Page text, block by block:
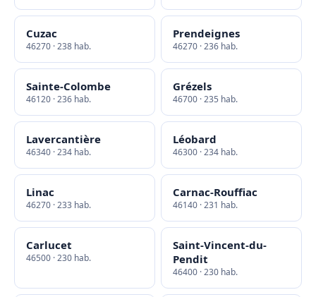
Cuzac
46270 · 238 hab.
Prendeignes
46270 · 236 hab.
Sainte-Colombe
46120 · 236 hab.
Grézels
46700 · 235 hab.
Lavercantière
46340 · 234 hab.
Léobard
46300 · 234 hab.
Linac
46270 · 233 hab.
Carnac-Rouffiac
46140 · 231 hab.
Carlucet
46500 · 230 hab.
Saint-Vincent-du-
Pendit
46400 · 230 hab.